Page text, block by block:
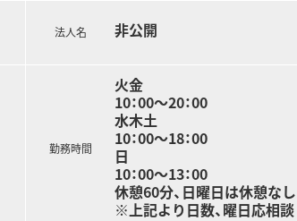
法人名 非公開
勤務時間
火金
10：00～20：00
水木土
10：00～18：00
日
10：00～13：00
休憩60分、日曜日は休憩なし
※上記より日数、曜日応相談